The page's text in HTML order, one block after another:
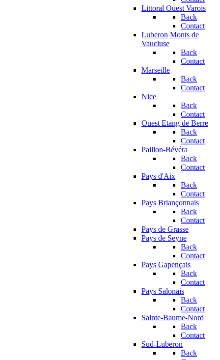
Littoral Ouest Varois
Back
Contact
Luberon Monts de
Vaucluse
Back
Contact
Marseille
Back
Contact
Nice
Back
Contact
Ouest Etang de Berre
Back
Contact
Paillon-Bévéra
Back
Contact
Pays d'Aix
Back
Contact
Pays Briançonnais
Back
Contact
Pays de Grasse
Pays de Seyne
Back
Contact
Pays Gapençais
Back
Contact
Pays Salonais
Back
Contact
Sainte-Baume-Nord
Back
Contact
Sud-Luberon
Back